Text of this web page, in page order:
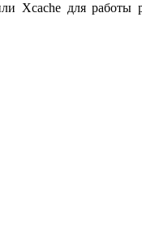
Xcache для работы